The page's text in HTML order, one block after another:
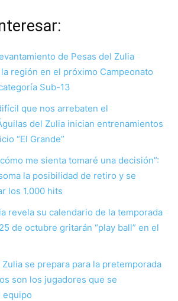
de Pesas del Zulia
región en el próximo Campeonato
Sub-13
que nos arrebaten el
del Zulia inician entrenamientos
“El Grande”
me sienta tomaré una decisión”:
la posibilidad de retiro y se
los 1.000 hits
revela su calendario de la temporada
de octubre gritarán “play ball” en el
Zulia se prepara para la pretemporada
son los jugadores que se
equipo